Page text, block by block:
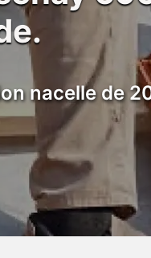
nacelle de